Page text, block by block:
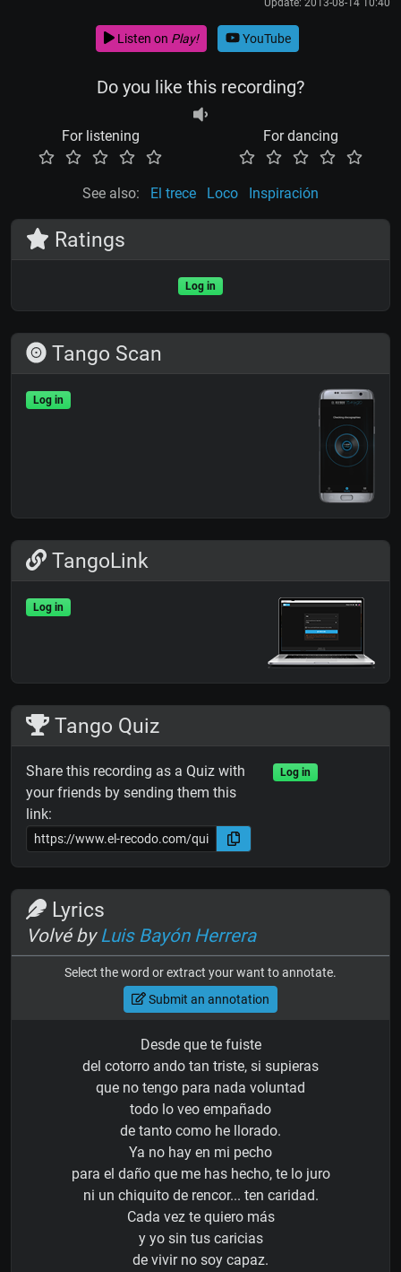
Update: 2013-08-14 10:40
Listen on Play! YouTube
Do you like this recording?
For listening For dancing
See also: El trece Loco Inspiración
Ratings
Log in
Tango Scan
Log in
TangoLink
Log in
Tango Quiz
Share this recording as a Quiz with
your friends by sending them this
link:
Log in
Lyrics
Volvé byLuis Bayón Herrera
Select the word or extract your want to annotate.
Submit an annotation
Desde que te fuiste
del cotorro ando tan triste, si supieras
que no tengo para nada voluntad
todo lo veo empañado
de tanto como he llorado.
Ya no hay en mi pecho
para el daño que me has hecho, te lo juro
ni un chiquito de rencor... ten caridad.
Cada vez te quiero más
y yo sin tus caricias
de vivir no soy capaz.